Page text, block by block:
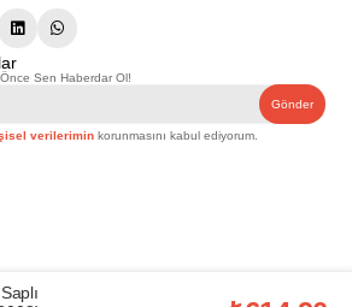
Sen Haberdar Ol!
Gönder
verilerimin korunmasını kabul ediyorum.
Afeks Yapı Market . Tüm hakları saklıdır.